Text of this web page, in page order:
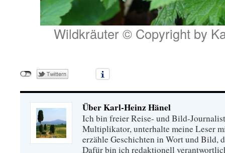
Wildkräuter © Copyright by
Über Karl-Heinz Hänel
Ich bin freier Reise- und Bild-
Multiplikator, unterhalte meine Leser
erzähle Geschichten in Wort und Bild,
Dafür bin ich redaktionell